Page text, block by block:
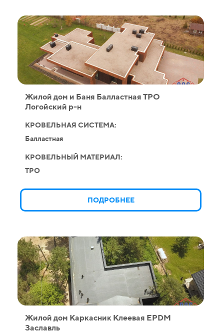
Жилой дом и Баня Балластная ТРО
Логойский р-н
КРОВЕЛЬНАЯ СИСТЕМА:
Балластная
КРОВЕЛЬНЫЙ МАТЕРИАЛ:
TPO
ПОДРОБНЕЕ
Жилой дом Каркасник Клеевая EPDM
Заславль